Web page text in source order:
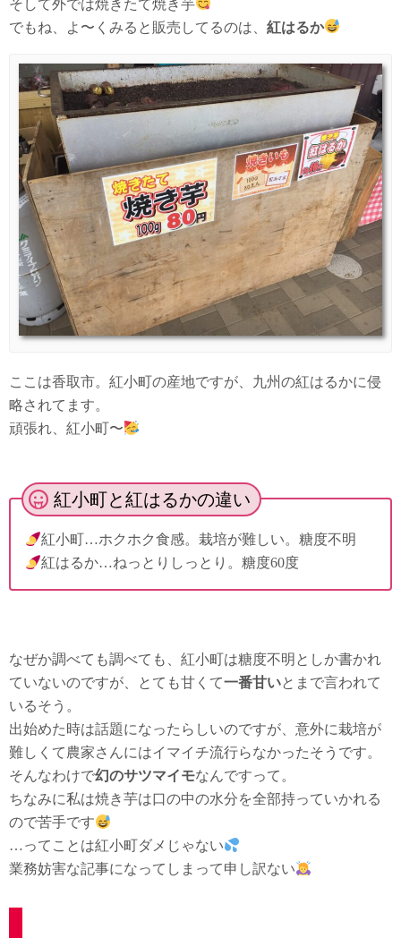
そして外では焼きたて焼き芋
でもね、よ〜くみると販売してるのは、 紅はるか
ここは香取市。紅小町の産地ですが、九州の紅はるかに侵
略されてます。
頑張れ、紅小町〜
紅小町と紅はるかの違い
紅小町…ホクホク食感。栽培が難しい。糖度不明
紅はるか…ねっとりしっとり。糖度60度
なぜか調べても調べても、紅小町は糖度不明としか書かれ
ていないのですが、とても甘くて一番甘いとまで言われて
いるそう。
出始めた時は話題になったらしいのですが、意外に栽培が
難しくて農家さんにはイマイチ流行らなかったそうです。
そんなわけで幻のサツマイモなんですって。
ちなみに私は焼き芋は口の中の水分を全部持っていかれる
ので苦手です
…ってことは紅小町ダメじゃない
業務妨害な記事になってしまって申し訳ない